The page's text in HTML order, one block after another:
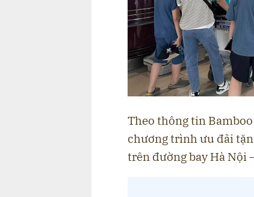
Theo thông tin
chương trình ưu đãi
trên đường bay Hà Nội